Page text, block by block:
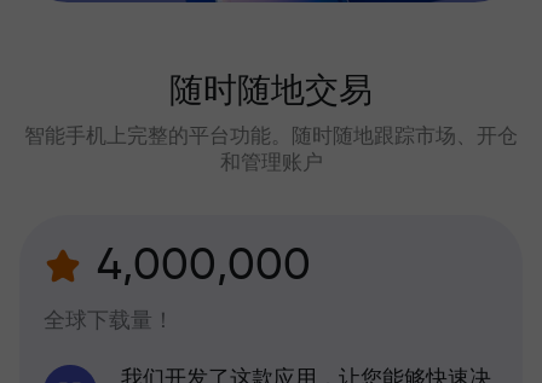
随时随地交易
智能手机上完整的平台功能。随时随地跟踪市场、开仓
和管理账户
4,000,000
全球下载量！